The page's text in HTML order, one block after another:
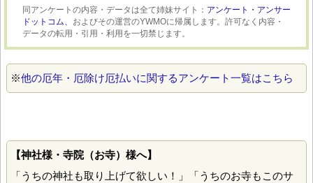
同アンケートの内容・データは全て姉妹サイト： アンケート・アンサー
ドットコム、 およびその運営のYWMOに帰属します。許可なく内容・
データの転用・引用・利用を一切禁じます。
※他の厄年・厄除け厄払いに関するアンケート一覧はこちら
【神社様・寺院（お寺）様へ】
「うちの神社も取り上げて欲しい！」「うちのお寺もこのサ